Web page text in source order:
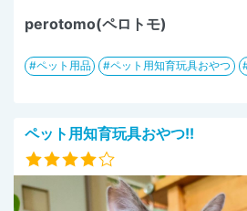
perotomo(ペロトモ)
ペット用品 ペット用知育玩具おやつ
ペット用知育玩具おやつ!!